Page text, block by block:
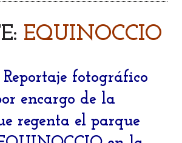
EQUINOCCIO
Reportaje fotográfico
encargo de la
regenta el parque